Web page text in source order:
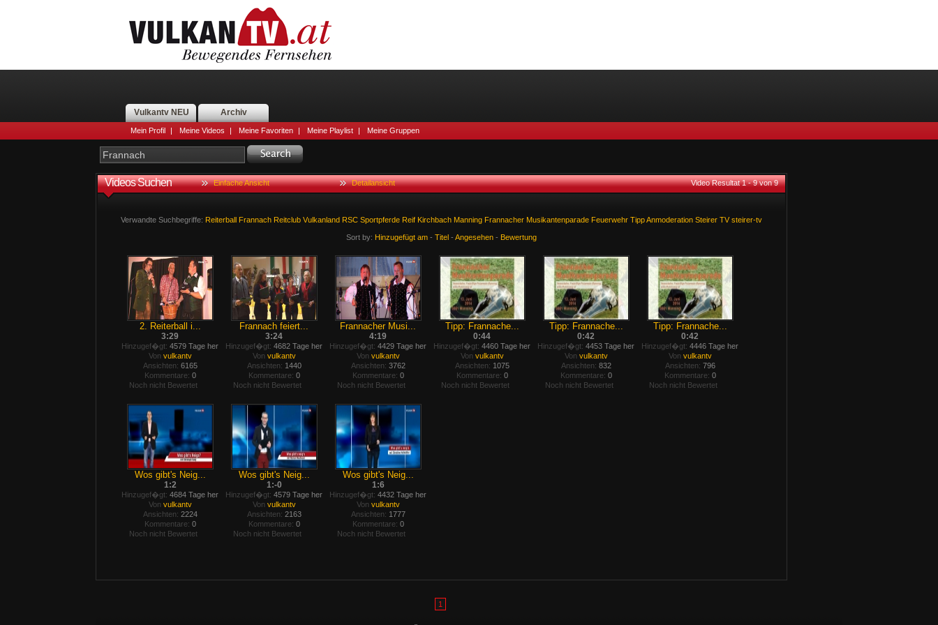
Vulkantv NEU Archiv
Mein Profil | Meine Videos | Meine Favoriten | Meine Playlist | Meine Gruppen
Videos Suchen Einfache Ansicht Detailansicht Video Resultat 1 - 9 von 9
Verwandte Suchbegriffe: Reiterball Frannach Reitclub Vulkanland RSC Sportpferde Reif Kirchbach Manning Frannacher Musikantenparade Feuerwehr TippAnmoderation Steirer TV steirer-tv
Sort by: Hinzugefügt am - Titel - Angesehen - Bewertung
2. Reiterball i...
3:29
Hinzugef�gt: 4579 Tage her
Von vulkantv
Ansichten: 6165
Kommentare: 0
Noch nicht Bewertet
Frannach feiert...
3:24
Hinzugef�gt: 4682 Tage her
Von vulkantv
Ansichten: 1440
Kommentare: 0
Noch nicht Bewertet
Frannacher Musi...
4:19
Hinzugef�gt: 4429 Tage her
Von vulkantv
Ansichten: 3762
Kommentare: 0
Noch nicht Bewertet
Tipp: Frannache...
0:44
Hinzugef�gt: 4460 Tage her
Von vulkantv
Ansichten: 1075
Kommentare: 0
Noch nicht Bewertet
Tipp: Frannache...
0:42
Hinzugef�gt: 4453 Tage her
Von vulkantv
Ansichten: 832
Kommentare: 0
Noch nicht Bewertet
Tipp: Frannache...
0:42
Hinzugef�gt: 4446 Tage her
Von vulkantv
Ansichten: 796
Kommentare: 0
Noch nicht Bewertet
Wos gibt's Neig...
1:2
Hinzugef�gt: 4684 Tage her
Von vulkantv
Ansichten: 2224
Kommentare: 0
Noch nicht Bewertet
Wos gibt's Neig...
1:-0
Hinzugef�gt: 4579 Tage her
Von vulkantv
Ansichten: 2163
Kommentare: 0
Noch nicht Bewertet
Wos gibt's Neig...
1:6
Hinzugef�gt: 4432 Tage her
Von vulkantv
Ansichten: 1777
Kommentare: 0
Noch nicht Bewertet
1